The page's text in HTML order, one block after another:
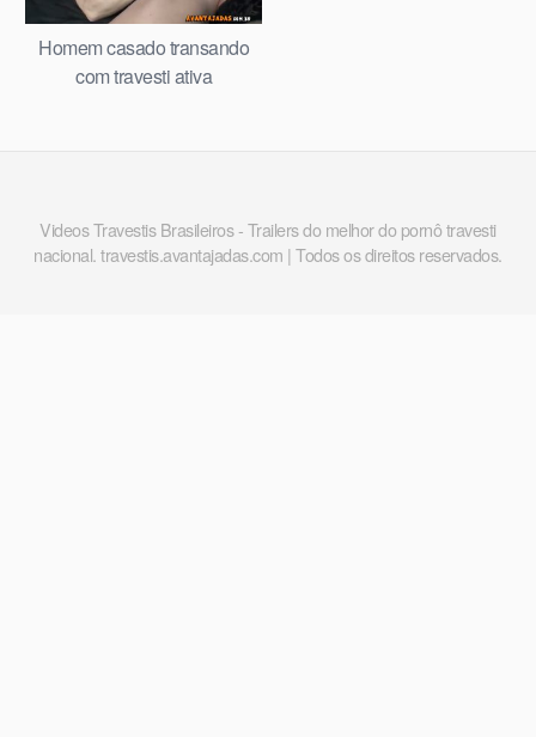
Homem casado transando
com travesti ativa
Videos Travestis Brasileiros - Trailers do melhor do pornô travesti
nacional. travestis.avantajadas.com | Todos os direitos reservados.